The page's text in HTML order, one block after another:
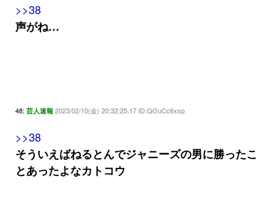
>>38
声がね…
48: 芸人速報 2023/02/10(金) 20:32:25.17 ID:QOuCc6xsp
>>38
そういえばねるとんでジャニーズの男に勝ったこ
とあったよなカトコウ